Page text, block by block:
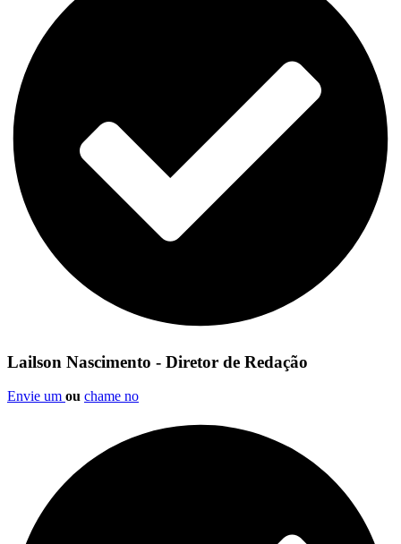
Lailson Nascimento - Diretor de Redação
Envie um ou chame no